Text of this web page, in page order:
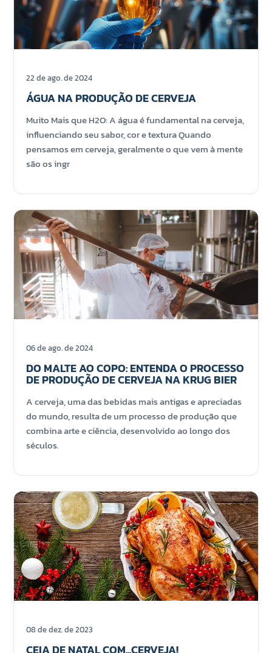
22 de ago. de 2024
ÁGUA NA PRODUÇÃO DE CERVEJA
Muito Mais que H2O: A água é fundamental na cerveja,
influenciando seu sabor, cor e textura Quando
pensamos em cerveja, geralmente o que vem à mente
são os ingr
06 de ago. de 2024
DO MALTE AO COPO: ENTENDA O PROCESSO
DE PRODUÇÃO DE CERVEJA NA KRUG BIER
A cerveja, uma das bebidas mais antigas e apreciadas
do mundo, resulta de um processo de produção que
combina arte e ciência, desenvolvido ao longo dos
séculos.
08 de dez. de 2023
CEIA DE NATAL COM...CERVEJA!